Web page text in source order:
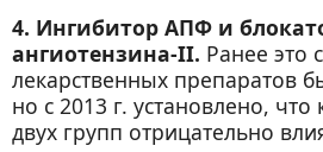
4. Ингибитор АПФ и
ангиотензина-II. Ранее это
лекарственных препаратов
но с 2013 г. установлено,
двух групп отрицательно